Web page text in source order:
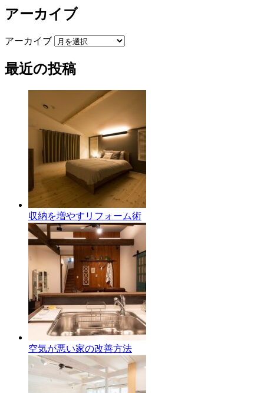
アーカイブ
アーカイブ
最近の投稿
収納を増やすリフォーム術
空気が悪い家の改善方法